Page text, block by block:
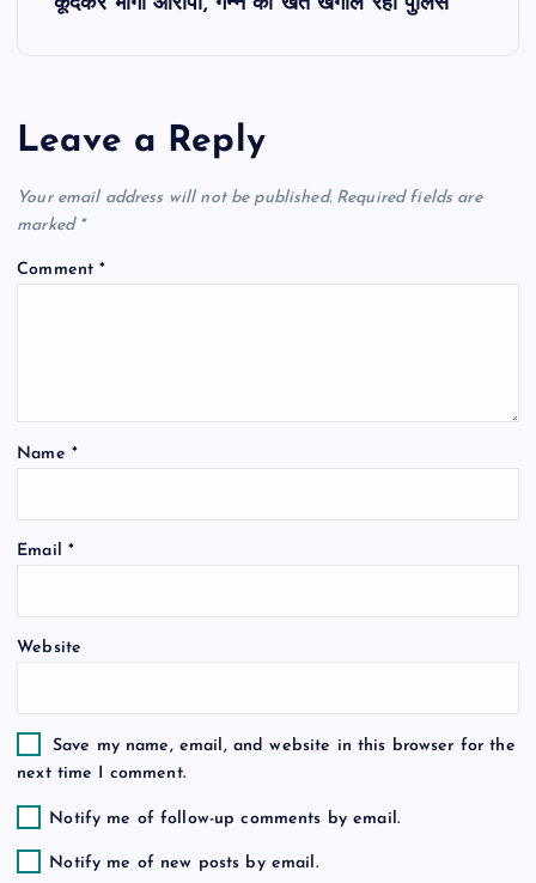
a
v
i
i
Leave a Reply
Your email address will not be published. Required fields are
marked *
Comment*
Name *
Email *
Website
Save my name, email, and website in this browser for the
next time I comment.
Notify me of follow-up comments by email.
Notify me of new posts by email.